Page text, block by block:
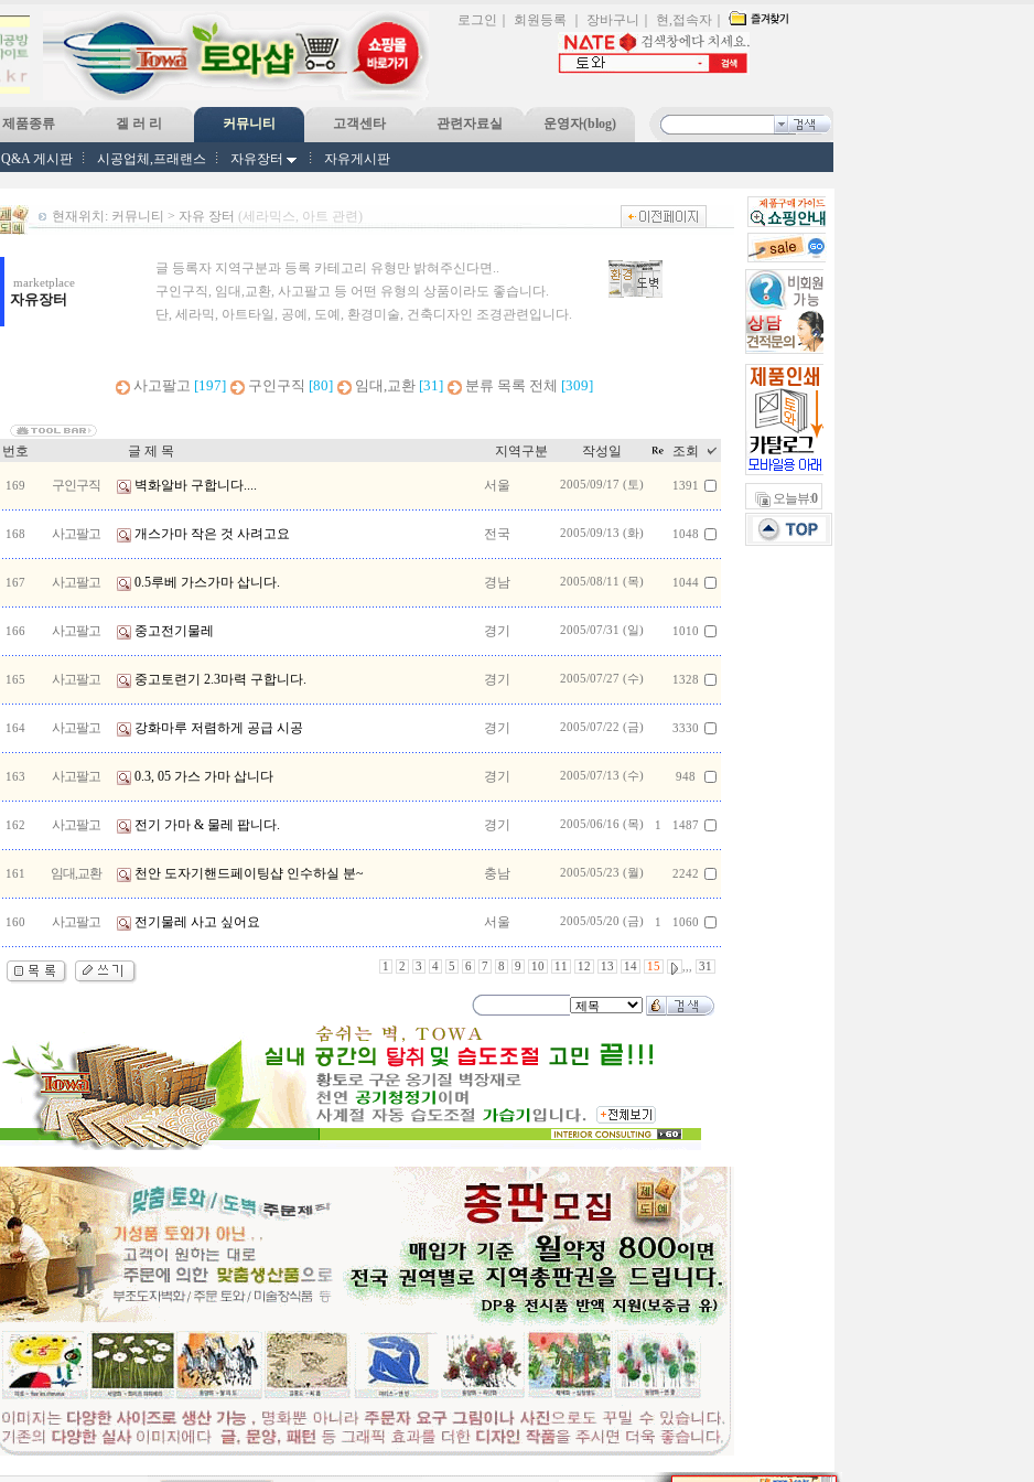
로그인 ｜ 회원등록 ｜ 장바구니 ｜ 현,접속자｜
제품종류 겔 러 리 커뮤니티 고객센타 관련자료실 운영자(blog)
Q&A 게시판 시공업체,프래랜스 자유장터 자유게시판
현재위치: 커뮤니티 > 자유 장터 (세라믹스, 아트 관련)
marketplace
자유장터
글 등록자 지역구분과 등록 카테고리 유형만 밝혀주신다면..
구인구직, 임대,교환, 사고팔고 등 어떤 유형의 상품이라도 좋습니다.
단, 세라믹, 아트타일, 공예, 도예, 환경미술, 건축디자인 조경관련입니다.
사고팔고 [197] 구인구직 [80] 임대,교환 [31] 분류 목록 전체 [309]
번호 글 제 목 지역구분 작성일 조회
169 구인구직 벽화알바 구합니다.... 서울 2005/09/17 (토) 1391
168 사고팔고 개스가마 작은 것 사려고요 전국 2005/09/13 (화) 1048
167 사고팔고 0.5루베 가스가마 삽니다. 경남 2005/08/11 (목) 1044
166 사고팔고 중고전기물레 경기 2005/07/31 (일) 1010
165 사고팔고 중고토련기 2.3마력 구합니다. 경기 2005/07/27 (수) 1328
164 사고팔고 강화마루 저렴하게 공급 시공 경기 2005/07/22 (금) 3330
163 사고팔고 0.3, 05 가스 가마 삽니다 경기 2005/07/13 (수) 948
162 사고팔고 전기 가마 & 물레 팝니다. 경기 2005/06/16 (목) 1 1487
161 임대,교환 천안 도자기핸드페이팅샵 인수하실 분~ 충남 2005/05/23 (월) 2242
160 사고팔고 전기물레 사고 싶어요 서울 2005/05/20 (금) 1 1060
1 2 3 4 5 6 7 8 9 10 11 12 13 14 15 ,,, 31
오늘뷰:0